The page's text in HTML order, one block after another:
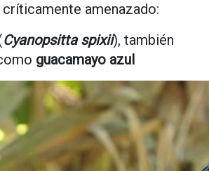
amenazado:
Cyanopsitta spixii), también
guacamayo azul